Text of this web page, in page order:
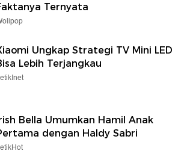
Ternyata
Ungkap Strategi TV Mini LED
Lebih Terjangkau
Bella Umumkan Hamil Anak
dengan Haldy Sabri